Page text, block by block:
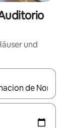
und
den